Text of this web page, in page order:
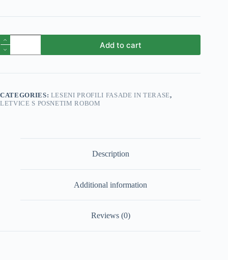
deska
s
posnetim
26x170x4000
quantity
Add to cart
CATEGORIES: LESENI PROFILI FASADE IN TERASE,
LETVICE S POSNETIM ROBOM
Description
Additional information
Reviews (0)